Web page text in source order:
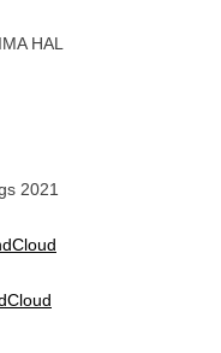
HAL
2021